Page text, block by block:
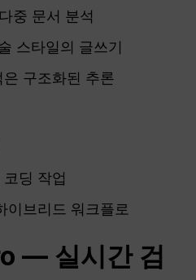
중 문서 분석
스타일의 글쓰기
구조화된 추론
딩 작업
이브리드 워크플로
— 실시간 검